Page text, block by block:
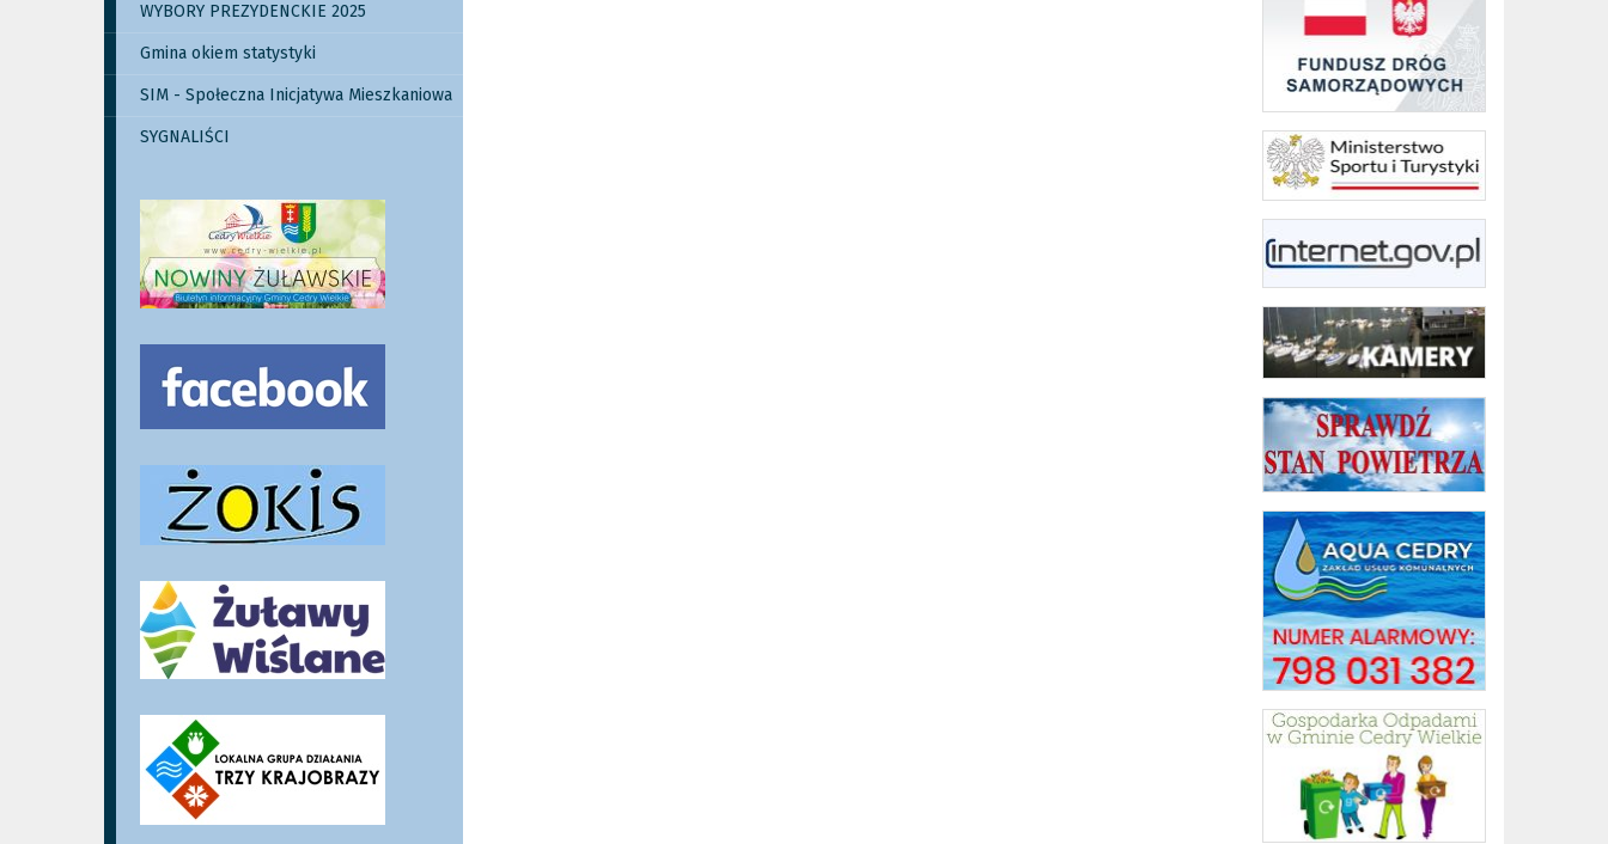
WYBORY PREZYDENCKIE 2025
Gmina okiem statystyki
SIM - Społeczna Inicjatywa Mieszkaniowa
SYGNALIŚCI